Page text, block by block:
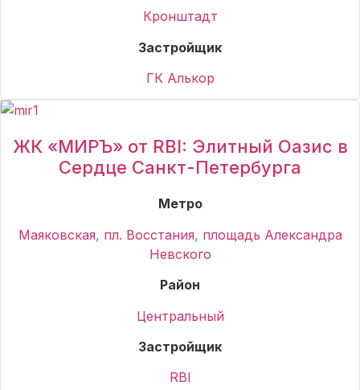
Кронштадт
Застройщик
ГК Алькор
ЖК «МИРЪ» от RBI: Элитный Оазис в
Сердце Санкт-Петербурга
Метро
Маяковская, пл. Восстания, площадь Александра
Невского
Район
Центральный
Застройщик
RBI